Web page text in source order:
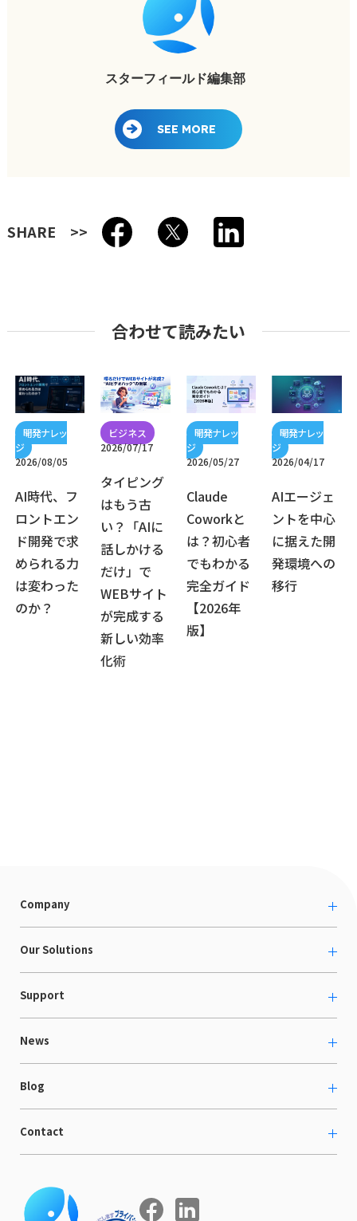
スターフィールド編集部
SEE MORE
SHARE
合わせて読みたい
2026/08/05
AI時代、フ
ロントエン
ド開発で求
められる力
は変わった
のか？
2026/07/17
タイピング
はもう古
い？「AIに
話しかける
だけ」で
WEBサイト
が完成する
新しい効率
化術
2026/05/27
Claude
Coworkと
は？初心者
でもわかる
完全ガイド
【2026年
版】
2026/04/17
AIエージェ
ントを中心
に据えた開
発環境への
移行
Company
About us
カルチャー
採用情報
Our Solutions
越境ECコンサルティング
Shopee支援
LaunchCart
海外向けホームページ制作
COMPE NAVI
Support
お役立ち資料
セミナー情報
News
プレスリリース
イベント
ニュース
Blog
ECブログ
開発ブログ
イベントレポート
Contact